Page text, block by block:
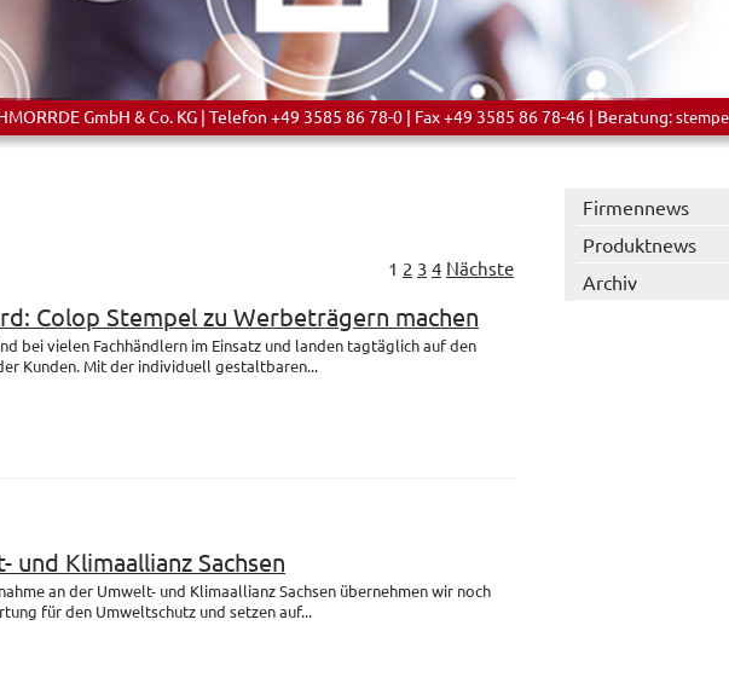
GmbH & Co. KG | Telefon +49 3585 86 78-0 | Fax +49 3585 86 78-46 | Beratung:
1 2 3 4 Nächste
Colop Stempel zu Werbeträgern machen
bei vielen Fachhändlern im Einsatz und landen tagtäglich auf den
Kunden. Mit der individuell gestaltbaren...
und Klimaallianz Sachsen
an der Umwelt- und Klimaallianz Sachsen übernehmen wir noch
für den Umweltschutz und setzen auf...
Firmennews
Produktnews
Archiv